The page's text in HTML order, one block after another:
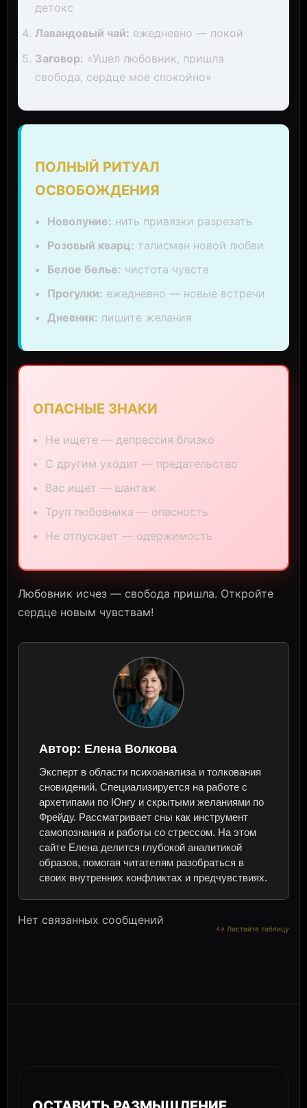
детокс
Лавандовый чай: ежедневно — покой
Заговор: «Ушел любовник, пришла
свобода, сердце мое спокойно»
ПОЛНЫЙ РИТУАЛ
ОСВОБОЖДЕНИЯ
Новолуние: нить привязки разрезать
Розовый кварц: талисман новой любви
Белое белье: чистота чувств
Прогулки: ежедневно — новые встречи
Дневник: пишите желания
ОПАСНЫЕ ЗНАКИ
Не ищете — депрессия близко
С другим уходит — предательство
Вас ищет — шантаж
Труп любовника — опасность
Не отпускает — одержимость
Любовник исчез — свобода пришла. Откройте
сердце новым чувствам!
Автор: Елена Волкова
Эксперт в области психоанализа и толкования
сновидений. Специализируется на работе с
архетипами по Юнгу и скрытыми желаниями по
Фрейду. Рассматривает сны как инструмент
самопознания и работы со стрессом. На этом
сайте Елена делится глубокой аналитикой
образов, помогая читателям разобраться в
своих внутренних конфликтах и предчувствиях.
Нет связанных сообщений